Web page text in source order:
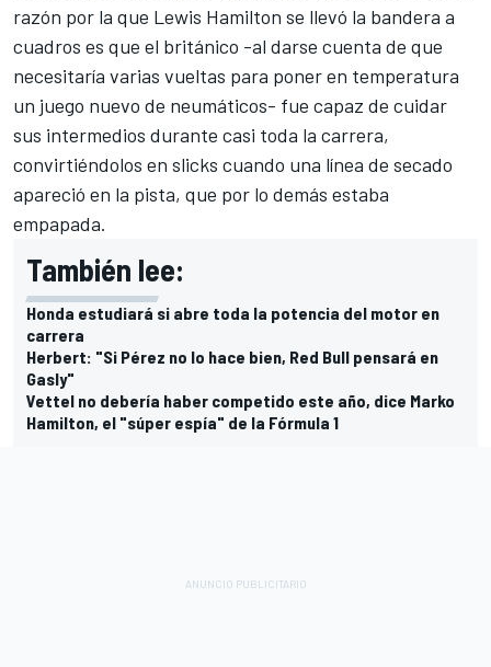
razón por la que Lewis Hamilton se llevó la bandera a
cuadros es que el británico -al darse cuenta de que
necesitaría varias vueltas para poner en temperatura
un juego nuevo de neumáticos- fue capaz de cuidar
sus intermedios durante casi toda la carrera,
convirtiéndolos en slicks cuando una línea de secado
apareció en la pista, que por lo demás estaba
empapada.
También lee:
Honda estudiará si abre toda la potencia del motor en
carrera
Herbert: "Si Pérez no lo hace bien, Red Bull pensará en
Gasly"
Vettel no debería haber competido este año, dice Marko
Hamilton, el "súper espía" de la Fórmula 1